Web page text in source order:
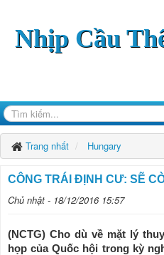
Nhịp Cầu
Trang nhất Hungary
CÔNG TRÁI ĐỊNH CƯ: SẼ
Chủ nhật - 18/12/2016 15:57
(NCTG) Cho dù về mặt lý
họp của Quốc hội trong kỳ